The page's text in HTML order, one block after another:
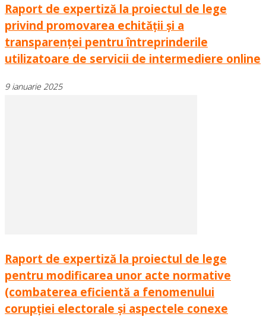
Raport de expertiză la proiectul de lege
privind promovarea echității și a
transparenței pentru întreprinderile
utilizatoare de servicii de intermediere online
9 ianuarie 2025
Raport de expertiză la proiectul de lege
pentru modificarea unor acte normative
(combaterea eficientă a fenomenului
corupției electorale și aspectele conexe